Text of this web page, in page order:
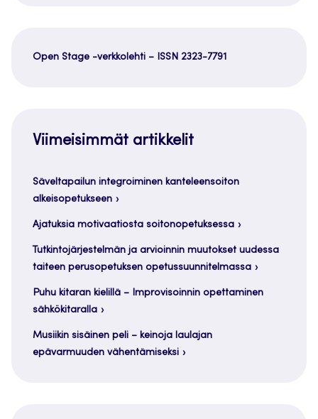
Open Stage -verkkolehti – ISSN 2323-7791
Viimeisimmät artikkelit
Säveltapailun integroiminen kanteleensoiton
alkeisopetukseen
Ajatuksia motivaatiosta soitonopetuksessa
Tutkintojärjestelmän ja arvioinnin muutokset uudessa
taiteen perusopetuksen opetussuunnitelmassa
Puhu kitaran kielillä – Improvisoinnin opettaminen
sähkökitaralla
Musiikin sisäinen peli – keinoja laulajan
epävarmuuden vähentämiseksi